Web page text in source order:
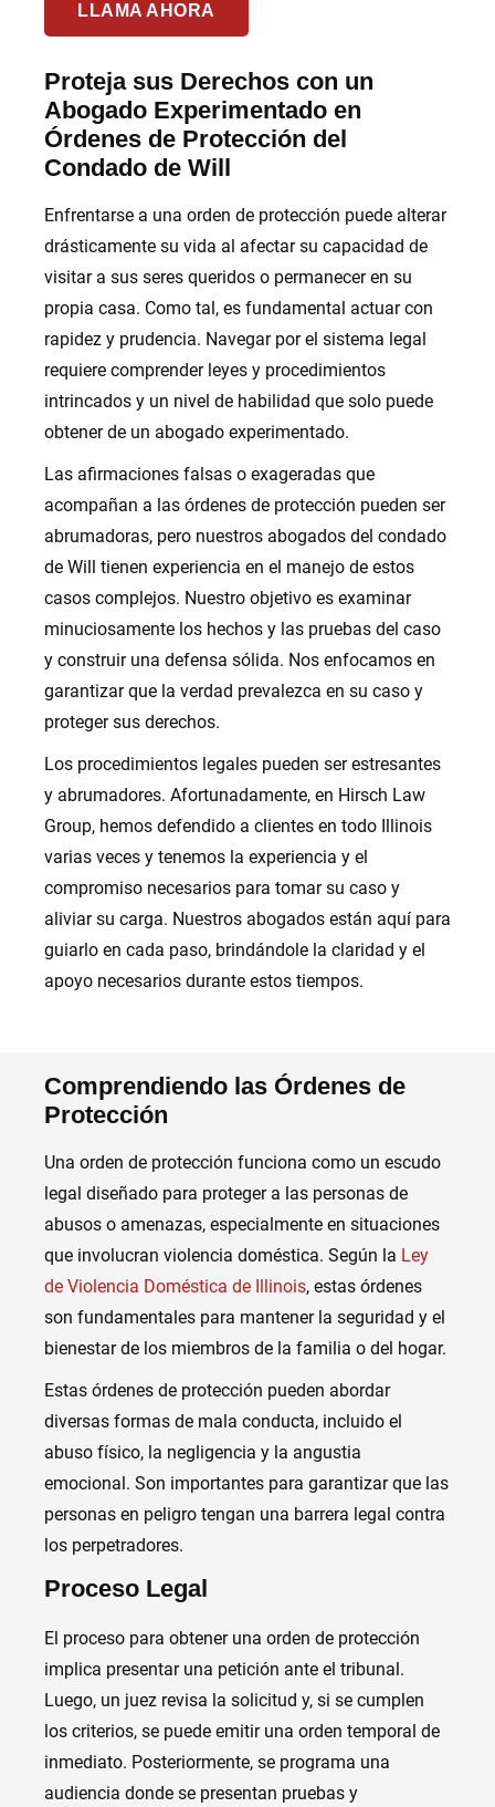
LLAMA AHORA
Proteja sus Derechos con un
Abogado Experimentado en
Órdenes de Protección del
Condado de Will
Enfrentarse a una orden de protección puede alterar
drásticamente su vida al afectar su capacidad de
visitar a sus seres queridos o permanecer en su
propia casa. Como tal, es fundamental actuar con
rapidez y prudencia. Navegar por el sistema legal
requiere comprender leyes y procedimientos
intrincados y un nivel de habilidad que solo puede
obtener de un abogado experimentado.
Las afirmaciones falsas o exageradas que
acompañan a las órdenes de protección pueden ser
abrumadoras, pero nuestros abogados del condado
de Will tienen experiencia en el manejo de estos
casos complejos. Nuestro objetivo es examinar
minuciosamente los hechos y las pruebas del caso
y construir una defensa sólida. Nos enfocamos en
garantizar que la verdad prevalezca en su caso y
proteger sus derechos.
Los procedimientos legales pueden ser estresantes
y abrumadores. Afortunadamente, en Hirsch Law
Group, hemos defendido a clientes en todo Illinois
varias veces y tenemos la experiencia y el
compromiso necesarios para tomar su caso y
aliviar su carga. Nuestros abogados están aquí para
guiarlo en cada paso, brindándole la claridad y el
apoyo necesarios durante estos tiempos.
Comprendiendo las Órdenes de
Protección
Una orden de protección funciona como un escudo
legal diseñado para proteger a las personas de
abusos o amenazas, especialmente en situaciones
que involucran violencia doméstica. Según la Ley
de Violencia Doméstica de Illinois, estas órdenes
son fundamentales para mantener la seguridad y el
bienestar de los miembros de la familia o del hogar.
Estas órdenes de protección pueden abordar
diversas formas de mala conducta, incluido el
abuso físico, la negligencia y la angustia
emocional. Son importantes para garantizar que las
personas en peligro tengan una barrera legal contra
los perpetradores.
Proceso Legal
El proceso para obtener una orden de protección
implica presentar una petición ante el tribunal.
Luego, un juez revisa la solicitud y, si se cumplen
los criterios, se puede emitir una orden temporal de
inmediato. Posteriormente, se programa una
audiencia donde se presentan pruebas y